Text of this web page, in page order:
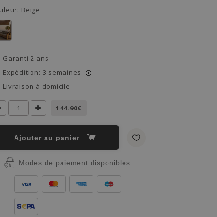
Beige
Garanti 2 ans
Expédition: 3 semaines
i
Livraison à domicile
144.90€
Ajouter au panier
Modes de paiement disponibles: